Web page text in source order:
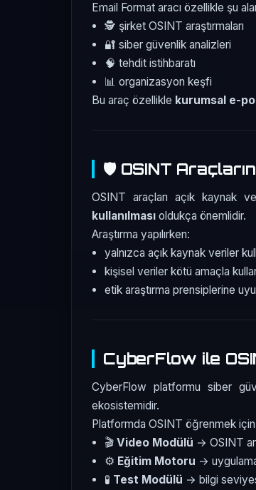
Email Format aracı özellikle şu
🕵️ şirket OSINT araştırmaları
🔐 siber güvenlik analizleri
🧠 tehdit istihbaratı
📊 organizasyon keşfi
Bu araç özellikle kurumsal e-
🛡️ OSINT
OSINT araçları açık kaynak
kullanılması oldukça önemlidir.
Araştırma yapılırken:
yalnızca açık kaynak veriler
kişisel veriler kötü amaçla
etik araştırma prensiplerine
CyberFlow ile
CyberFlow platformu siber
ekosistemidir.
Platformda OSINT öğrenmek için
🎬Video Modülü → OSINT
⚙️ Eğitim Motoru →
🧪 Test Modülü → bilgi